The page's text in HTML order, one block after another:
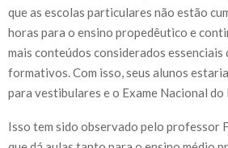
que as escolas particulares não estão
horas para o ensino propedêutico e
mais conteúdos considerados
formativos. Com isso, seus alunos
para vestibulares e o Exame Nacional do
Isso tem sido observado pelo professor